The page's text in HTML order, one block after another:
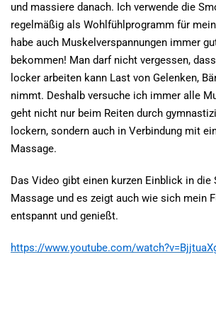
und massiere danach. Ich verwende die
regelmäßig als Wohlfühlprogramm für
habe auch Muskelverspannungen immer
bekommen! Man darf nicht vergessen,
locker arbeiten kann Last von Gelenken,
nimmt. Deshalb versuche ich immer alle
geht nicht nur beim Reiten durch
lockern, sondern auch in Verbindung mit
Massage.
Das Video gibt einen kurzen Einblick in die
Massage und es zeigt auch wie sich mein
entspannt und genießt.
https://www.youtube.com/